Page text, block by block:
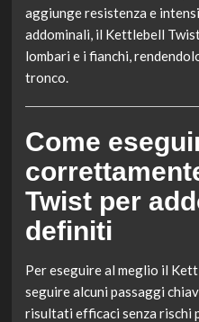
aggiunge resistenza e
addominali, il Kettlebell
lombari e i fianchi,
tronco.
Come
Twist per
definiti
Per eseguire al meglio il
seguire alcuni passaggi
risultati efficaci senza rischi